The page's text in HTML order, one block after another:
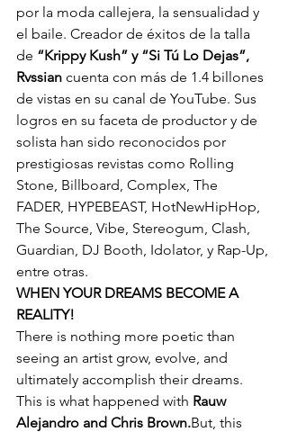
por la moda callejera, la sensualidad y
el baile. Creador de éxitos de la talla
de “Krippy Kush” y “Si Tú Lo Dejas”,
Rvssian cuenta con más de 1.4 billones
de vistas en su canal de YouTube. Sus
logros en su faceta de productor y de
solista han sido reconocidos por
prestigiosas revistas como Rolling
Stone, Billboard, Complex, The
FADER, HYPEBEAST, HotNewHipHop,
The Source, Vibe, Stereogum, Clash,
Guardian, DJ Booth, Idolator, y Rap-Up,
entre otras.
WHEN YOUR DREAMS BECOME A
REALITY!
There is nothing more poetic than
seeing an artist grow, evolve, and
ultimately accomplish their dreams.
This is what happened with Rauw
Alejandro and Chris Brown.But, this